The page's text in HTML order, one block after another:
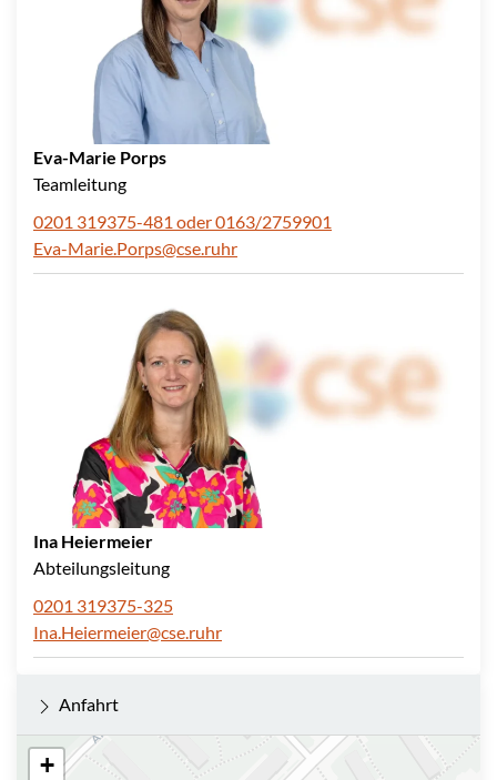
Eva-Marie Porps
Teamleitung
0201 319375-481 oder 0163/2759901
Eva-Marie.Porps@cse.ruhr
Ina Heiermeier
Abteilungsleitung
0201 319375-325
Ina.Heiermeier@cse.ruhr
Anfahrt
+